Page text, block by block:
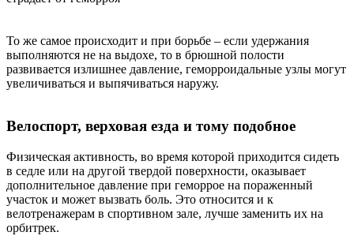
То же самое происходит и при борьбе – если удержания
выполняются не на выдохе, то в брюшной полости
развивается излишнее давление, геморроидальные узлы могут
увеличиваться и выпячиваться наружу.
Велоспорт, верховая езда и тому подобное
Физическая активность, во время которой приходится сидеть
в седле или на другой твердой поверхности, оказывает
дополнительное давление при геморрое на пораженный
участок и может вызвать боль. Это относится и к
велотренажерам в спортивном зале, лучше заменить их на
орбитрек.